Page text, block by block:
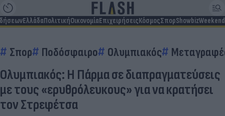
ΕλλάδαΠολιτικήΟικονομίαΕπιχειρήσειςΚόσμοςΣπορShowbizWeekend
Σπορ Ποδόσφαιρο Ολυμπιακός
Ολυμπιακός: Η Πάρμα σε διαπραγματεύσεις
με τους «ερυθρόλευκους» για να κρατήσει
τον Στρεφέτσα